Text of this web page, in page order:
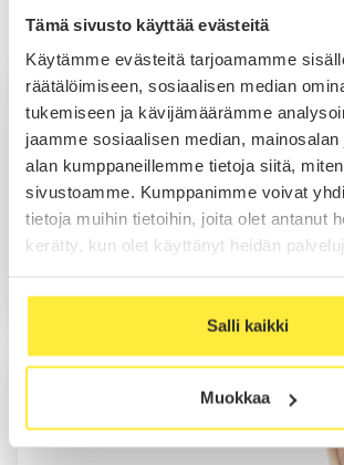
Tämä sivusto käyttää evästeitä
Käytämme evästeitä tarjoamamme
räätälöimiseen, sosiaalisen median
tukemiseen ja kävijämäärämme
jaamme sosiaalisen median,
alan kumppaneillemme tietoja siitä,
sivustoamme. Kumppanimme voivat
tietoja muihin tietoihin, joita olet antanut
kerätty, kun olet käyttänyt heidän
Salli kaikki
Muokkaa
Myynti Lahti
Julius Pykälistö
Myynti
Soita
Sähköposti
Kia Pöysti